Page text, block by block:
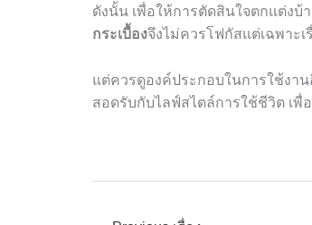
ดังนั้น เพื่อให้การตัดสินใจตกแต่งบ้
กระเบื้องจึงไม่ควรโฟกัสแต่เฉพาะ
แต่ควรดูองค์ประกอบในการใช้งา
สอดรับกับไลฟ์สไตล์การใช้ชีวิต เพื่